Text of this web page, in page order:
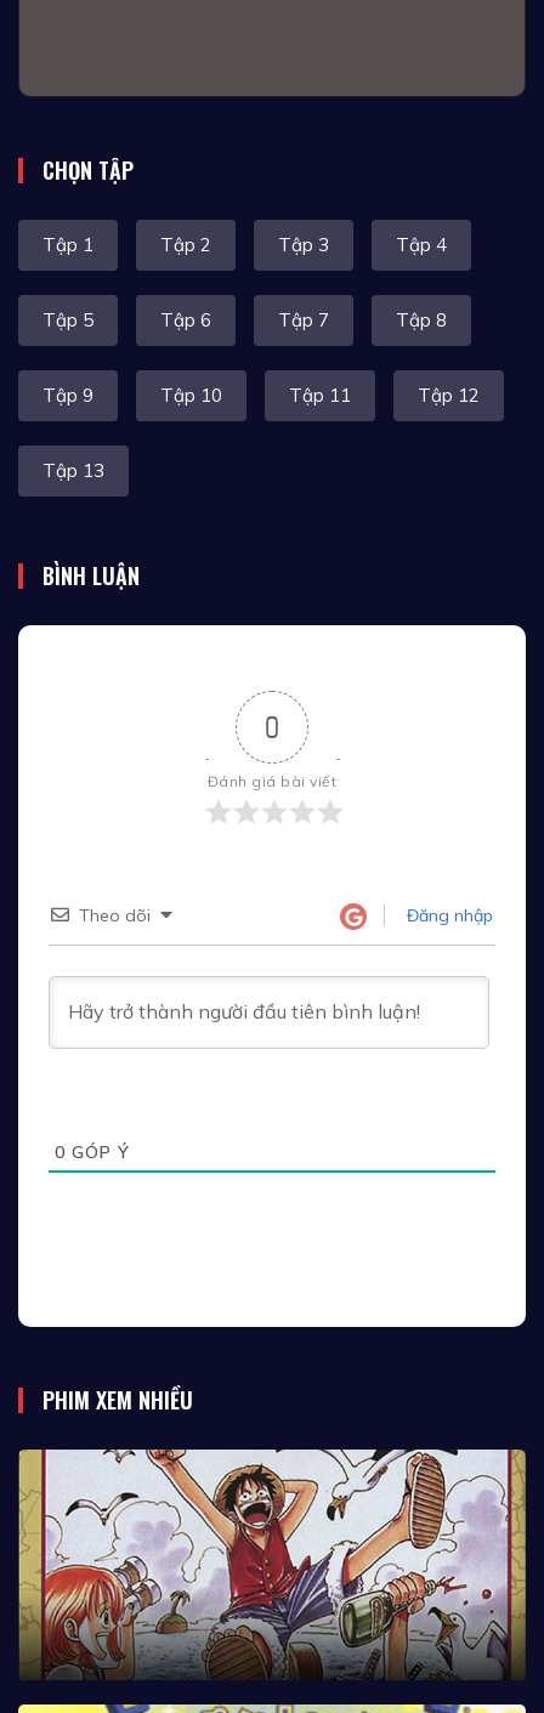
CHỌN TẬP
Tập 1 Tập 2 Tập 3 Tập 4
Tập 5 Tập 6 Tập 7 Tập 8
Tập 9 Tập 10 Tập 11 Tập 12
Tập 13
BÌNH LUẬN
0
Đánh giá bài viết
Theo dõi Đăng nhập
0 GÓP Ý
PHIM XEM NHIỀU